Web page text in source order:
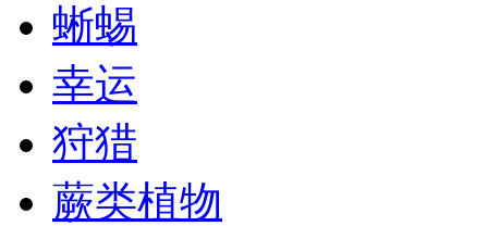
蜥蜴
幸运
狩猎
蕨类植物